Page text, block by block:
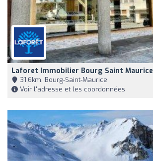
Laforet Immobilier Bourg Saint Maurice
31,6km, Bourg-Saint-Maurice
Voir l'adresse et les coordonnées